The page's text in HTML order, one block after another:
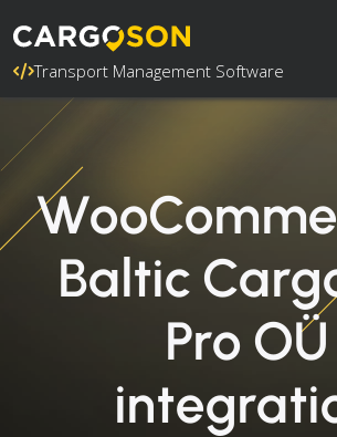
Transport Management Software
Baltic
Pro OÜ